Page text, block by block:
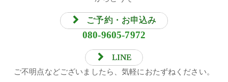
ご予約・お申込み
080-9605-7972
LINE
ご不明点などございましたら、気軽におたずねください。